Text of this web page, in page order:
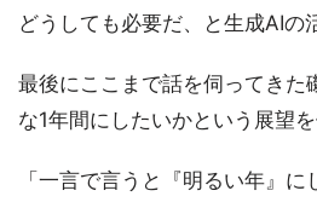
どうしても必要だ、と生成AIの
最後にここまで話を伺ってき
な1年間にしたいかという展望を
「一言で言うと『明るい年』